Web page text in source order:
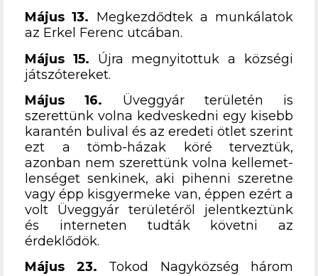
Május 13. Megkezdődtek a munkálatok
az Erkel Ferenc utcában.
Május 15. Újra megnyitottuk a községi
játszótereket.
Május 16. Üveggyár területén is
szerettünk volna kedveskedni egy kisebb
karantén bulival és az eredeti ötlet szerint
ezt a tömb-házak köré terveztük,
azonban nem szerettünk volna kellemet-
lenséget senkinek, aki pihenni szeretne
vagy épp kisgyermeke van, éppen ezért a
volt Üveggyár területéről jelentkeztünk
és interneten tudták követni az
érdeklődök.
Május 23. Tokod Nagyközség három